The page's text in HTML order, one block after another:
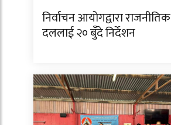
निर्वाचन आयोगद्वारा राजनीतिक
दललाई २० बुँदे निर्देशन